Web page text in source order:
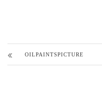
OILPAINTSPICTURE